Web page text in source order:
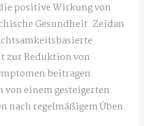
positive Wirkung von
Gesundheit. Zeidan
zur Reduktion von
beitragen.
einem gesteigerten
nach regelmäßigem Üben.